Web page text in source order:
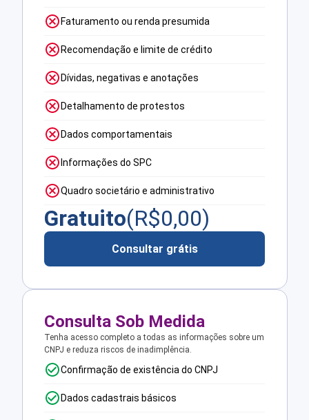
Faturamento ou renda presumida
Recomendação e limite de crédito
Dívidas, negativas e anotações
Detalhamento de protestos
Dados comportamentais
Informações do SPC
Quadro societário e administrativo
Gratuito(R$0,00)
Consultar grátis
Consulta Sob Medida
Tenha acesso completo a todas as informações sobre um
CNPJ e reduza riscos de inadimplência.
Confirmação de existência do CNPJ
Dados cadastrais básicos